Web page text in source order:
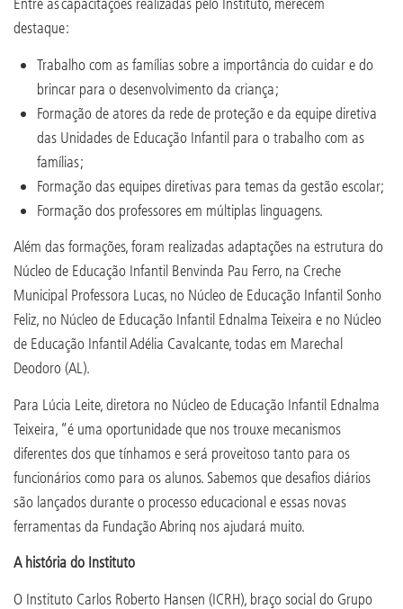
destaque:
Trabalho com as famílias sobre a importância do cuidar e do
brincar para o desenvolvimento da criança;
Formação de atores da rede de proteção e da equipe diretiva
das Unidades de Educação Infantil para o trabalho com as
famílias;
Formação das equipes diretivas para temas da gestão escolar;
Formação dos professores em múltiplas linguagens.
Além das formações, foram realizadas adaptações na estrutura do
Núcleo de Educação Infantil Benvinda Pau Ferro, na Creche
Municipal Professora Lucas, no Núcleo de Educação Infantil Sonho
Feliz, no Núcleo de Educação Infantil Ednalma Teixeira e no Núcleo
de Educação Infantil Adélia Cavalcante, todas em Marechal
Deodoro (AL).
Para Lúcia Leite, diretora no Núcleo de Educação Infantil Ednalma
Teixeira, “é uma oportunidade que nos trouxe mecanismos
diferentes dos que tínhamos e será proveitoso tanto para os
funcionários como para os alunos. Sabemos que desafios diários
são lançados durante o processo educacional e essas novas
ferramentas da Fundação Abrinq nos ajudará muito.
A história do Instituto
O Instituto Carlos Roberto Hansen (ICRH), braço social do Grupo